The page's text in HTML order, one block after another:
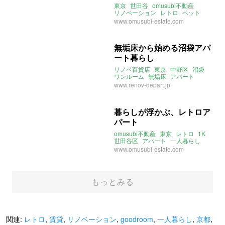
東京 世田谷 omusubi不動産
リノベーション レトロ ペット
アパート 和室
ストーリー
ふたりぐらし
www.omusubi-estate.com
無垢床から始める沼袋アパ
ート暮らし
リノベ百貨店 東京 中野区 沼袋
ワンルーム 無垢床 アパート
一人暮らし 二人暮らし
www.renov-depart.jp
暮らしが浮かぶ、レトロア
パート
omusubi不動産 東京 レトロ
1K
世田谷区 アパート
一人暮らし
instagram 2021年2月のおすすめ
www.omusubi-estate.com
もっとみる
関連: レトロ, 賃貸, リノベーション, goodroom, 一人暮らし, 京都,